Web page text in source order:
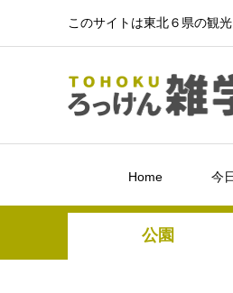
このサイトは東北６県の観
Home 今
公園